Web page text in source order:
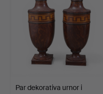
Par dekorativa urnor i